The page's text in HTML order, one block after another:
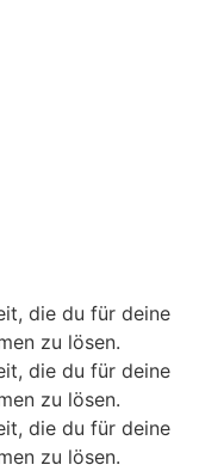
die du für deine
zu lösen.
die du für deine
zu lösen.
die du für deine
zu lösen.